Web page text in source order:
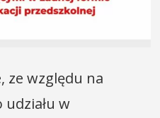
ze względu na
w